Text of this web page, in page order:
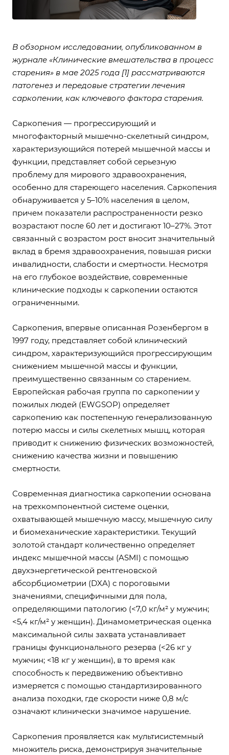
В обзорном исследовании, опубликованном в
журнале «Клинические вмешательства в процесс
старения» в мае 2025 года [1] рассматриваются
патогенез и передовые стратегии лечения
саркопении, как ключевого фактора старения.
Саркопения — прогрессирующий и
многофакторный мышечно-скелетный синдром,
характеризующийся потерей мышечной массы и
функции, представляет собой серьезную
проблему для мирового здравоохранения,
особенно для стареющего населения. Саркопения
обнаруживается у 5–10% населения в целом,
причем показатели распространенности резко
возрастают после 60 лет и достигают 10–27%. Этот
связанный с возрастом рост вносит значительный
вклад в бремя здравоохранения, повышая риски
инвалидности, слабости и смертности. Несмотря
на его глубокое воздействие, современные
клинические подходы к саркопении остаются
ограниченными.
Саркопения, впервые описанная Розенбергом в
1997 году, представляет собой клинический
синдром, характеризующийся прогрессирующим
снижением мышечной массы и функции,
преимущественно связанным со старением.
Европейская рабочая группа по саркопении у
пожилых людей (EWGSOP) определяет
саркопению как постепенную генерализованную
потерю массы и силы скелетных мышц, которая
приводит к снижению физических возможностей,
снижению качества жизни и повышению
смертности.
Современная диагностика саркопении основана
на трехкомпонентной системе оценки,
охватывающей мышечную массу, мышечную силу
и биомеханические характеристики. Текущий
золотой стандарт количественно определяет
индекс мышечной массы (ASMI) с помощью
двухэнергетической рентгеновской
абсорбциометрии (DXA) с пороговыми
значениями, специфичными для пола,
определяющими патологию (<7,0 кг/м² у мужчин;
<5,4 кг/м² у женщин). Динамометрическая оценка
максимальной силы захвата устанавливает
границы функционального резерва (<26 кг у
мужчин; <18 кг у женщин), в то время как
способность к передвижению объективно
измеряется с помощью стандартизированного
анализа походки, где скорости ниже 0,8 м/с
означают клинически значимое нарушение.
Саркопения проявляется как мультисистемный
множитель риска, демонстрируя значительные